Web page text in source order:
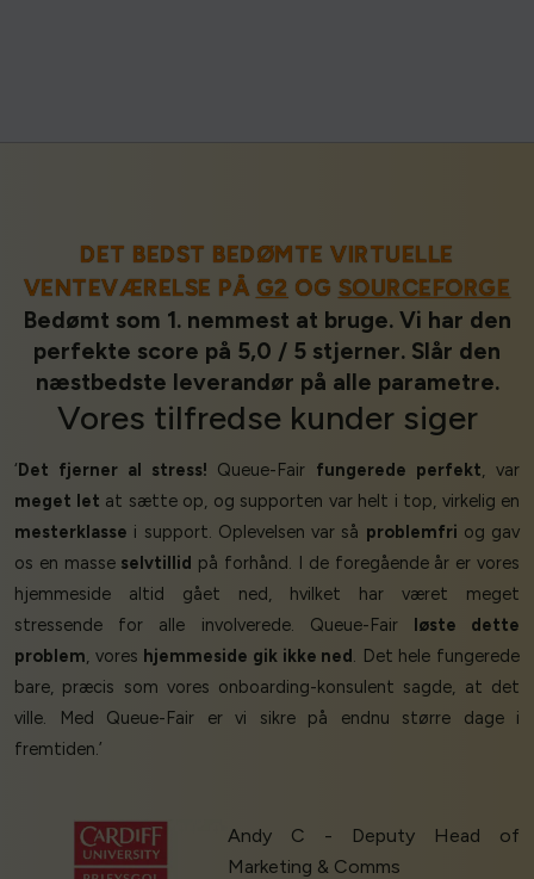
DET BEDST BEDØMTE VIRTUELLE
VENTEVÆRELSE PÅ G2 OG SOURCEFORGE
Bedømt som 1. nemmest at bruge. Vi har den
perfekte score på 5,0 / 5 stjerner. Slår den
næstbedste leverandør på alle parametre.
Vores tilfredse kunder siger
‘ Det fjerner al stress! Queue-Fair fungerede perfekt, var
meget let at sætte op, og supporten var helt i top, virkelig en
mesterklasse i support. Oplevelsen var så problemfri og gav
os en masse selvtillid på forhånd. I de foregående år er vores
hjemmeside altid gået ned, hvilket har været meget
stressende for alle involverede. Queue-Fair
løste dette
problem, vores hjemmeside gik ikke ned . Det hele fungerede
bare, præcis som vores onboarding-konsulent sagde, at det
ville. Med Queue-Fair er vi sikre på endnu større dage i
fremtiden.’
Andy C - Deputy Head of
Marketing & Comms